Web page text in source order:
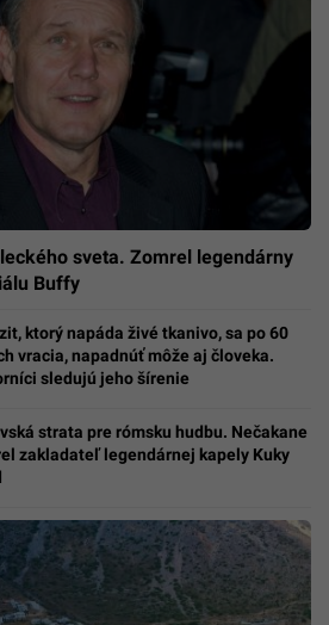
sveta. Zomrel legendárny
Buffy
ktorý napáda živé tkanivo, sa po 60
vracia, napadnúť môže aj človeka.
sledujú jeho šírenie
strata pre rómsku hudbu. Nečakane
zakladateľ legendárnej kapely Kuky